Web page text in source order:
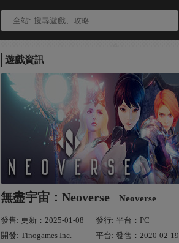
遊戲資訊
無盡宇宙：Neoverse Neoverse
發售: 更新：2025-01-08
發行: 平台：PC
開發: Tinogames Inc.
平台: 發售：2020-02-19